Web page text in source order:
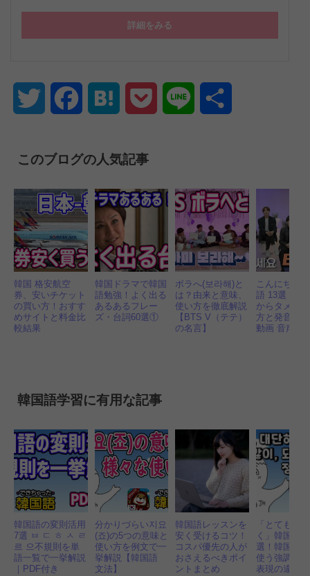
詳細をみる
Twitter FacebookHatena Pocket Line
このブログの人気記事
韓国 格安航空
券、安いチケット
の買い方！おすす
めサイトと料金比
較結果
韓国ドラマで韓国
語勉強！よく出る
あるあるフレー
ズ・台詞60選①
ボラへ(보라해)と
は？由来と意味、
使い方を徹底解説
【BTS V（テテ）
の名言】
こんにちは
語 13選！丁
からタメ口
方と発音も
動画 音声付
韓国語学習に有用な記事
韓国語の変則活用
7選 ㅂ ㄷ ㅎ ㅅ ㄹ
르 으不規則を単
語一覧で一挙解説
｜PDF付き
分かりづらい지요
(죠)の5つの意味と
使い方を例文で一
挙解説【韓国語
文法】
韓国語レッスンを
安く受けるコツ！
コスパ優先の人が
おさえるべきポイ
ントまとめ
「とても、
く」韓国語
選！韓国人
使う強調語
表現の違い